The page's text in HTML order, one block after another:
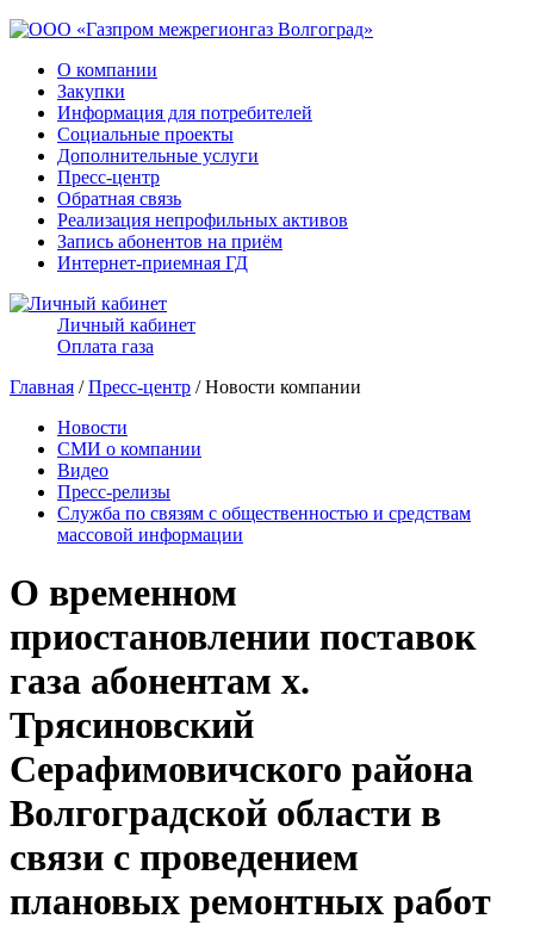
О компании
Закупки
Информация для потребителей
Социальные проекты
Дополнительные услуги
Пресс-центр
Обратная связь
Реализация непрофильных активов
Запись абонентов на приём
Интернет-приемная ГД
Личный кабинет
Оплата газа
Главная /Пресс-центр / Новости компании
Новости
СМИ о компании
Видео
Пресс-релизы
Служба по связям с общественностью и средствам
массовой информации
О временном
приостановлении поставок
газа абонентам х.
Трясиновский
Серафимовичского района
Волгоградской области в
связи с проведением
плановых ремонтных работ